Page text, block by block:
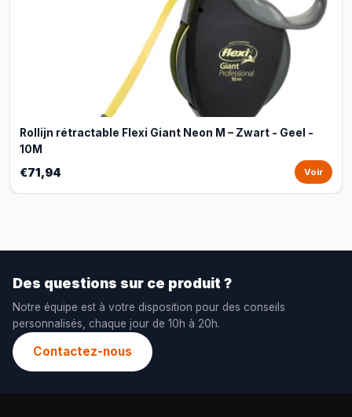
Rollijn rétractable Flexi Giant Neon M – Zwart - Geel -
10M
€71,94 Voir
Des questions sur ce produit ?
Notre équipe est à votre disposition pour des conseils
personnalisés, chaque jour de 10h à 20h.
Contactez-nous